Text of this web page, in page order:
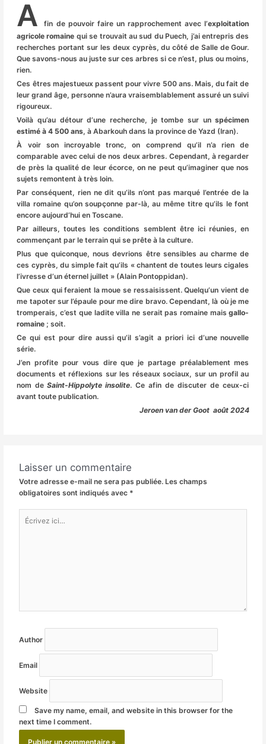
A fin de pouvoir faire un rapprochement avec l’exploitation
agricole romaine qui se trouvait au sud du Puech, j’ai entrepris des
recherches portant sur les deux cyprès, du côté de Salle de Gour.
Que savons-nous au juste sur ces arbres si ce n’est, plus ou moins,
rien.
Ces êtres majestueux passent pour vivre 500 ans. Mais, du fait de
leur grand âge, personne n’aura vraisemblablement assuré un suivi
rigoureux.
Voilà qu’au détour d’une recherche, je tombe sur unspécimen
estimé à 4 500 ans, à Abarkouh dans la province de Yazd (Iran).
À voir son incroyable tronc, on comprend qu’il n’a rien de
comparable avec celui de nos deux arbres. Cependant, à regarder
de près la qualité de leur écorce, on ne peut qu’imaginer que nos
sujets remontent à très loin.
Par conséquent, rien ne dit qu’ils n’ont pas marqué l’entrée de la
villa romaine qu’on soupçonne par-là, au même titre qu’ils le font
encore aujourd’hui en Toscane.
Par ailleurs, toutes les conditions semblent être ici réunies, en
commençant par le terrain qui se prête à la culture.
Plus que quiconque, nous devrions être sensibles au charme de
ces cyprès, du simple fait qu’ils « chantent de toutes leurs cigales
l’ivresse d’un éternel juillet » (Alain Pontoppidan).
Que ceux qui feraient la moue se ressaisissent. Quelqu’un vient de
me tapoter sur l’épaule pour me dire bravo. Cependant, là où je me
tromperais, c’est que ladite villa ne serait pas romaine maisgallo-
romaine ; soit.
Ce qui est pour dire aussi qu’il s’agit a priori ici d’une nouvelle
série.
J’en profite pour vous dire que je partage préalablement mes
documents et réflexions sur les réseaux sociaux, sur un profil au
nom deSaint-Hippolyte insolite. Ce afin de discuter de ceux-ci
avant toute publication.
Jeroen van der Goot août 2024
Laisser un commentaire
Votre adresse e-mail ne sera pas publiée. Les champs
obligatoires sont indiqués avec *
Écrivez
ici…
Author
Email
Website
Save my name, email, and website in this browser for the
next time I comment.